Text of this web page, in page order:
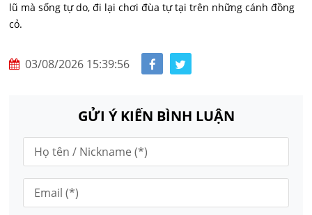
lũ mà sống tự do, đi lại chơi đùa tự tại trên những cánh đồng
cỏ.
03/08/2026 15:39:56
GỬI Ý KIẾN BÌNH LUẬN